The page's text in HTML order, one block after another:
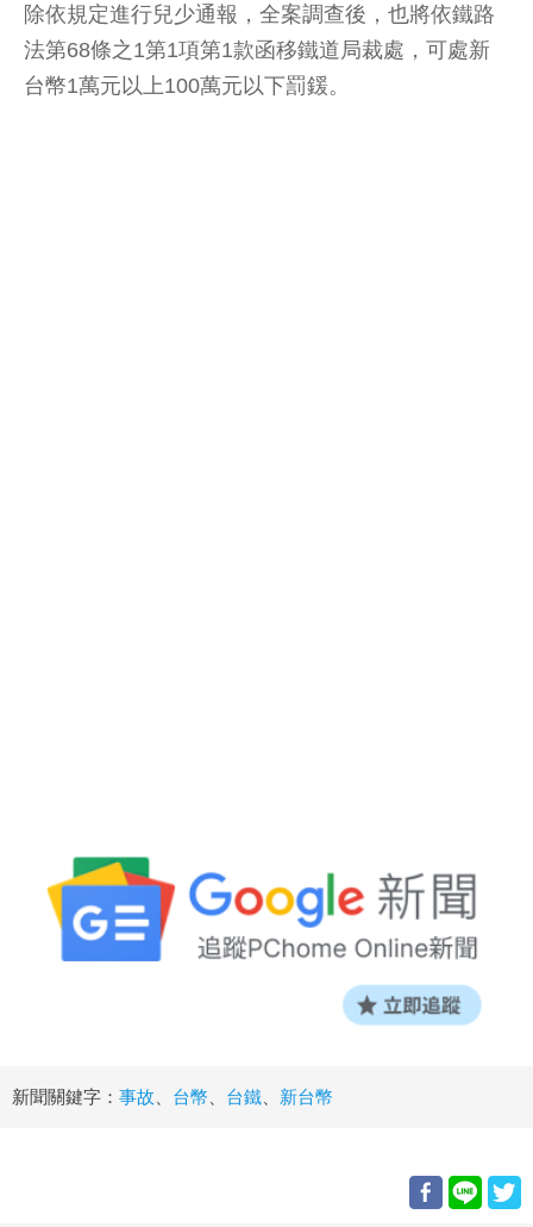
除依規定進行兒少通報，全案調查後，也將依鐵路
法第68條之1第1項第1款函移鐵道局裁處，可處新
台幣1萬元以上100萬元以下罰鍰。
新聞關鍵字： 事故 台幣 台鐵 新台幣